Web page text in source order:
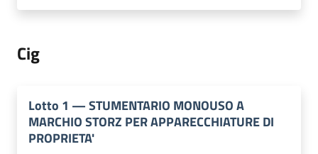
Cig
Lotto 1 —STUMENTARIO MONOUSO A
MARCHIO STORZ PER APPARECCHIATURE DI
PROPRIETA'